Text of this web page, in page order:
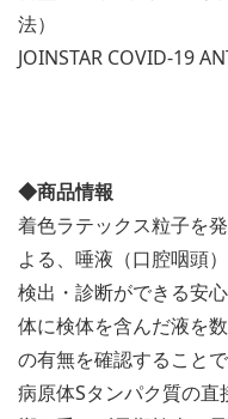
法）
JOINSTAR COVID-19
◆商品情報
着色ラテックス粒子を
よる、唾液（口腔咽頭
検出・診断ができる安
体に検体を含んだ液を
の有無を確認すること
病原体Sタンパク質の